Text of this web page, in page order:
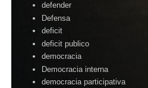
defender
Defensa
deficit
deficit publico
democracia
Democracia interna
democracia participativa